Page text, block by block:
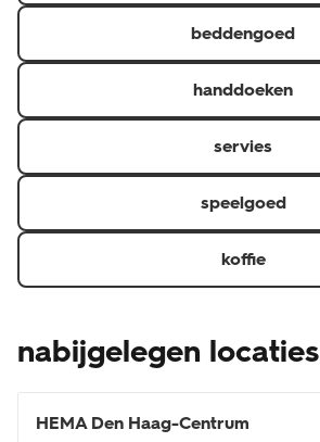
beddengoed
handdoeken
servies
speelgoed
koffie
nabijgelegen locaties
HEMA Den Haag-Centrum